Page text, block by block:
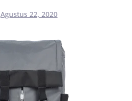
Agustus 22, 2020